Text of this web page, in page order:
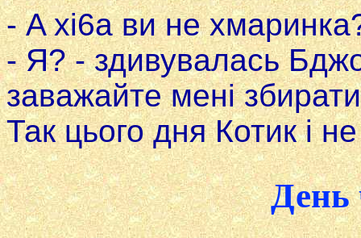
- A xi6a ви не
- Я? - здивувалась
заважайте мені
Так цього дня Котик i не
День